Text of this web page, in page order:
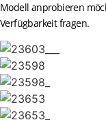
Modell anprobieren
Verfügbarkeit fragen.